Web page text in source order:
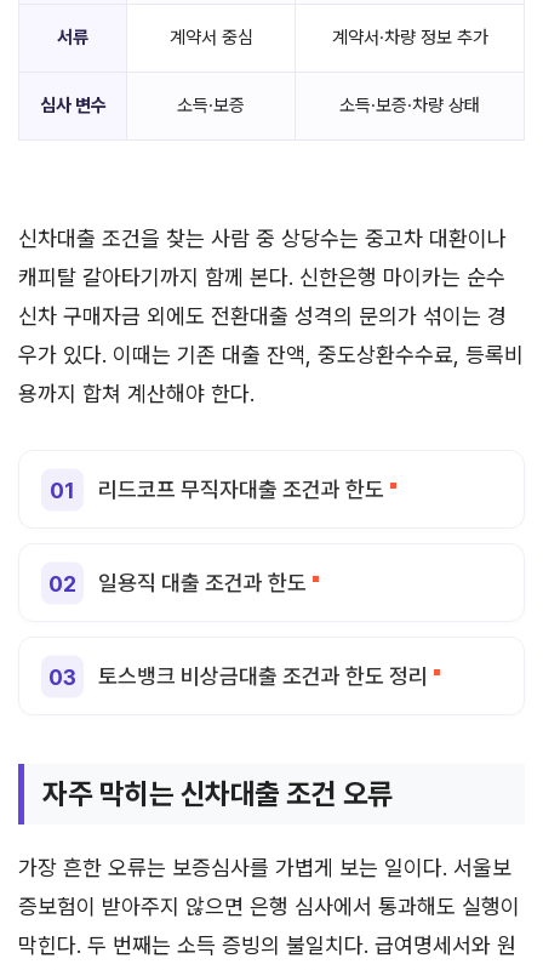
서류 계약서 중심 계약서·차량 정보 추가
심사 변수 소득·보증 소득·보증·차량 상태
신차대출 조건을 찾는 사람 중 상당수는 중고차 대환이나
캐피탈 갈아타기까지 함께 본다. 신한은행 마이카는 순수
신차 구매자금 외에도 전환대출 성격의 문의가 섞이는 경
우가 있다. 이때는 기존 대출 잔액, 중도상환수수료, 등록비
용까지 합쳐 계산해야 한다.
리드코프 무직자대출 조건과 한도
일용직 대출 조건과 한도
토스뱅크 비상금대출 조건과 한도 정리
자주 막히는 신차대출 조건 오류
가장 흔한 오류는 보증심사를 가볍게 보는 일이다. 서울보
증보험이 받아주지 않으면 은행 심사에서 통과해도 실행이
막힌다. 두 번째는 소득 증빙의 불일치다. 급여명세서와 원